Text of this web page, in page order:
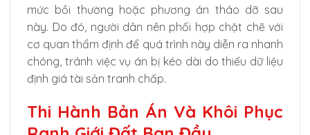
mức bồi thường hoặc phương án tháo dỡ sau
này. Do đó, người dân nên phối hợp chặt chẽ với
cơ quan thẩm định để quá trình này diễn ra nhanh
chóng, tránh việc vụ án bị kéo dài do thiếu dữ liệu
định giá tài sản tranh chấp.
Thi Hành Bản Án Và Khôi Phục